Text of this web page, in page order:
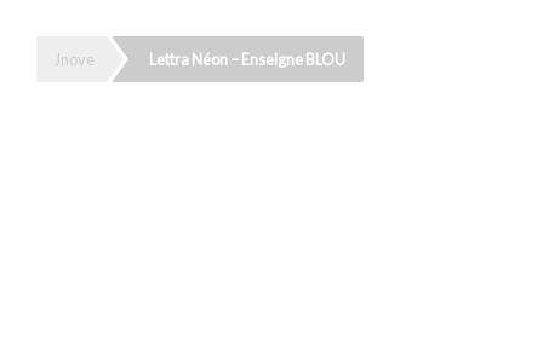
Jnove Lettra Néon – Enseigne BLOU